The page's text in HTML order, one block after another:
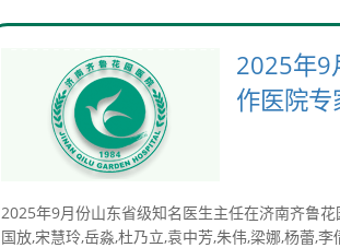
2025年9
作医院
2025年9月份山东省级知名医生主任在济南齐鲁
国放,宋慧玲,岳淼,杜乃立,袁中芳,朱伟,梁娜,杨蕾,李